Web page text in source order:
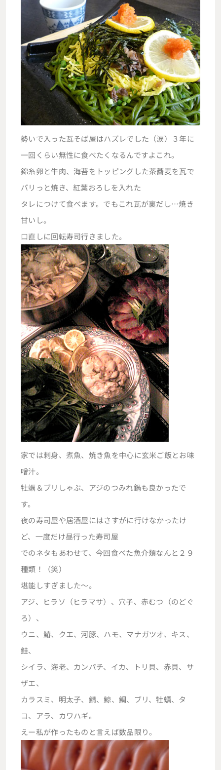
勢いで入った瓦そば屋はハズレでした（涙）３年に
一回くらい無性に食べたくなるんですよこれ。
錦糸卵と牛肉、海苔をトッピングした茶蕎麦を瓦で
パリっと焼き、紅葉おろしを入れた
タレにつけて食べます。でもこれ瓦が裏だし…焼き
甘いし。
口直しに回転寿司行きました。
家では刺身、煮魚、焼き魚を中心に玄米ご飯とお味
噌汁。
牡蠣＆ブリしゃぶ、アジのつみれ鍋も良かったで
す。
夜の寿司屋や居酒屋にはさすがに行けなかったけ
ど、一度だけ昼行った寿司屋
でのネタもあわせて、今回食べた魚介類なんと２９
種類！（笑）
堪能しすぎました～。
アジ、ヒラソ（ヒラマサ）、穴子、赤むつ（のどぐ
ろ）、
ウニ、鰆、クエ、河豚、ハモ、マナガツオ、キス、
鮭、
シイラ、海老、カンパチ、イカ、トリ貝、赤貝、サ
ザエ、
カラスミ、明太子、鯖、鯨、鯛、ブリ、牡蠣、タ
コ、アラ、カワハギ。
えー私が作ったものと言えば数品限り。